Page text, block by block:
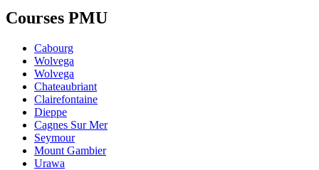
Courses PMU
Cabourg
Wolvega
Wolvega
Chateaubriant
Clairefontaine
Dieppe
Cagnes Sur Mer
Seymour
Mount Gambier
Urawa